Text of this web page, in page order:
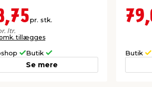
pr. stk.
ltr.
tillægges
Butik
Se mere
Butik